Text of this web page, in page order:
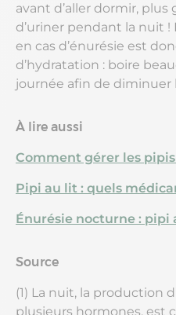
avant d’aller dormir,
d’uriner pendant la nuit !
en cas d’énurésie est
d’hydratation : boire
journée afin de diminuer
À lire aussi
Comment gérer les
Pipi au lit : quels
Énurésie nocturne : pipi
Source
(1) La nuit, la production
plusieurs hormones, est